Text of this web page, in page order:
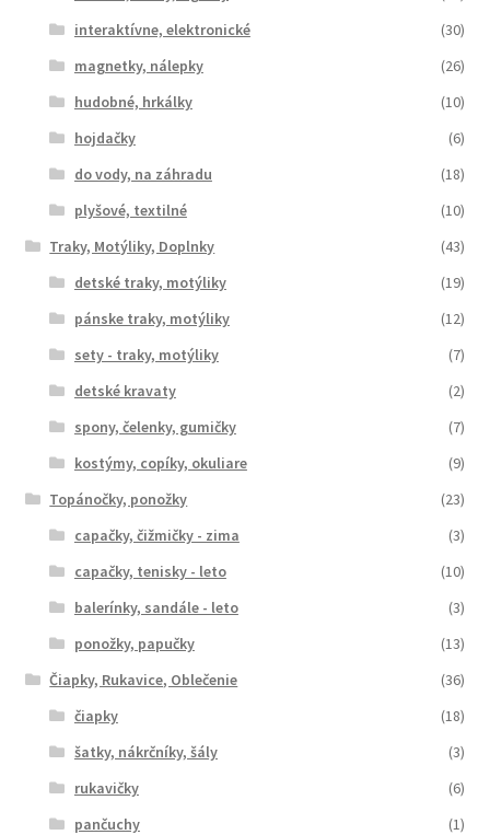
interaktívne, elektronické
(30)
magnetky, nálepky
(26)
hudobné, hrkálky
(10)
hojdačky
(6)
do vody, na záhradu
(18)
plyšové, textilné
(10)
Traky, Motýliky, Doplnky
(43)
detské traky, motýliky
(19)
pánske traky, motýliky
(12)
sety - traky, motýliky
(7)
detské kravaty
(2)
spony, čelenky, gumičky
(7)
kostýmy, copíky, okuliare
(9)
Topánočky, ponožky
(23)
capačky, čižmičky - zima
(3)
capačky, tenisky - leto
(10)
balerínky, sandále - leto
(3)
ponožky, papučky
(13)
Čiapky, Rukavice, Oblečenie
(36)
čiapky
(18)
šatky, nákrčníky, šály
(3)
rukavičky
(6)
pančuchy
(1)